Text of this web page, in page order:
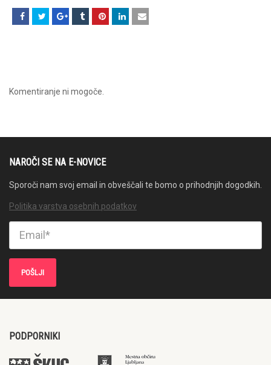
Komentiranje ni mogoče.
NAROČI SE NA E-NOVICE
Sporoči nam svoj email in obveščali te bomo o prihodnjih dogodkih.
Politika varstva osebnih podatkov
PODPORNIKI